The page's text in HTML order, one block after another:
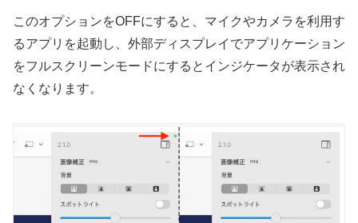
このオプションをOFFにすると、マイクやカメラを利用す
るアプリを起動し、外部ディスプレイでアプリケーション
をフルスクリーンモードにするとインジケータが表示され
なくなります。